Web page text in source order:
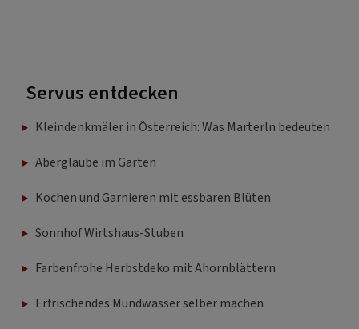
Servus entdecken
Kleindenkmäler in Österreich: Was Marterln bedeuten
Aberglaube im Garten
Kochen und Garnieren mit essbaren Blüten
Sonnhof Wirtshaus-Stuben
Farbenfrohe Herbstdeko mit Ahornblättern
Erfrischendes Mundwasser selber machen